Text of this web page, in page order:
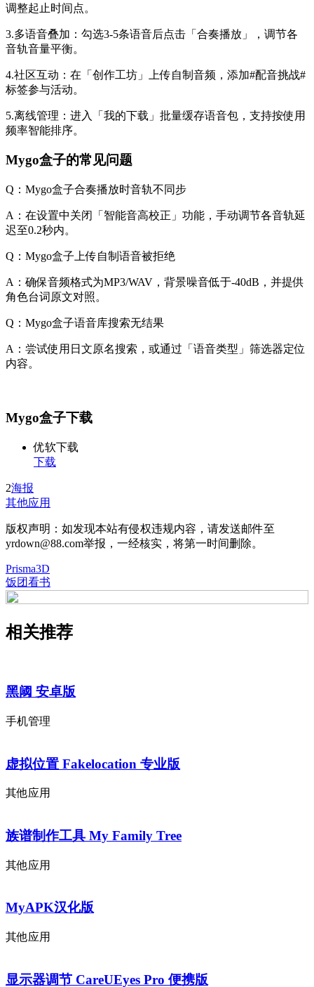
调整起止时间点。
3.多语音叠加：勾选3-5条语音后点击「合奏播放」，调节各
音轨音量平衡。
4.社区互动：在「创作工坊」上传自制音频，添加#配音挑战#
标签参与活动。
5.离线管理：进入「我的下载」批量缓存语音包，支持按使用
频率智能排序。
Mygo盒子的常见问题
Q：Mygo盒子合奏播放时音轨不同步
A：在设置中关闭「智能音高校正」功能，手动调节各音轨延
迟至0.2秒内。
Q：Mygo盒子上传自制语音被拒绝
A：确保音频格式为MP3/WAV，背景噪音低于-40dB，并提供
角色台词原文对照。
Q：Mygo盒子语音库搜索无结果
A：尝试使用日文原名搜索，或通过「语音类型」筛选器定位
内容。
Mygo盒子下载
优软下载
下载
2海报
其他应用
版权声明：如发现本站有侵权违规内容，请发送邮件至
yrdown@88.com举报，一经核实，将第一时间删除。
Prisma3D
饭团看书
相关推荐
黑阈 安卓版
手机管理
虚拟位置 Fakelocation 专业版
其他应用
族谱制作工具 My Family Tree
其他应用
MyAPK汉化版
其他应用
显示器调节 CareUEyes Pro 便携版